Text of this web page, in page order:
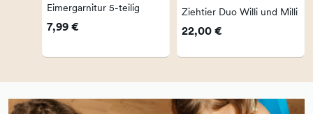
Eimergarnitur 5-teilig
7,99 €
Ziehtier Duo Willi und Milli
22,00 €